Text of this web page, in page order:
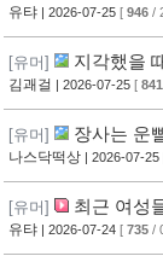
유탸 | 2026-07-25 [ 946 /
[유머] 지각했을
김괘걸 | 2026-07-25 [ 841
[유머]
장사는 운
임기응변 수준 ㄷㄷ
나스닥떡상 | 2026-07-25
[유머] 최근 여성
유탸 | 2026-07-24 [ 735 /